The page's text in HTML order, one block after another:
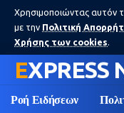
Χρησιμοποιώντας αυτόν
με την Πολιτική
Χρήσης των cookies.
EXPRESS
Ροή Ειδήσεων